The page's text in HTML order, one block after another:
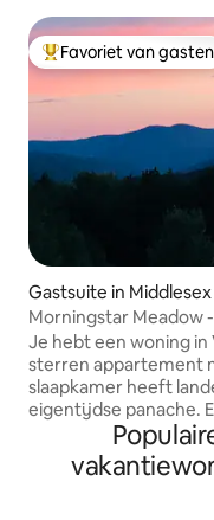
Topfavoriet van
Favoriet van gasten
Gastsuite in Middlesex
Morningstar Meadow
Vermont
Je hebt een woning in
sterren appartement
slaapkamer heeft
eigentijdse panache.
toevluchtsoord om
landelijke sereniteit,
uitzichten, bossen en
je nodig hebt: goed